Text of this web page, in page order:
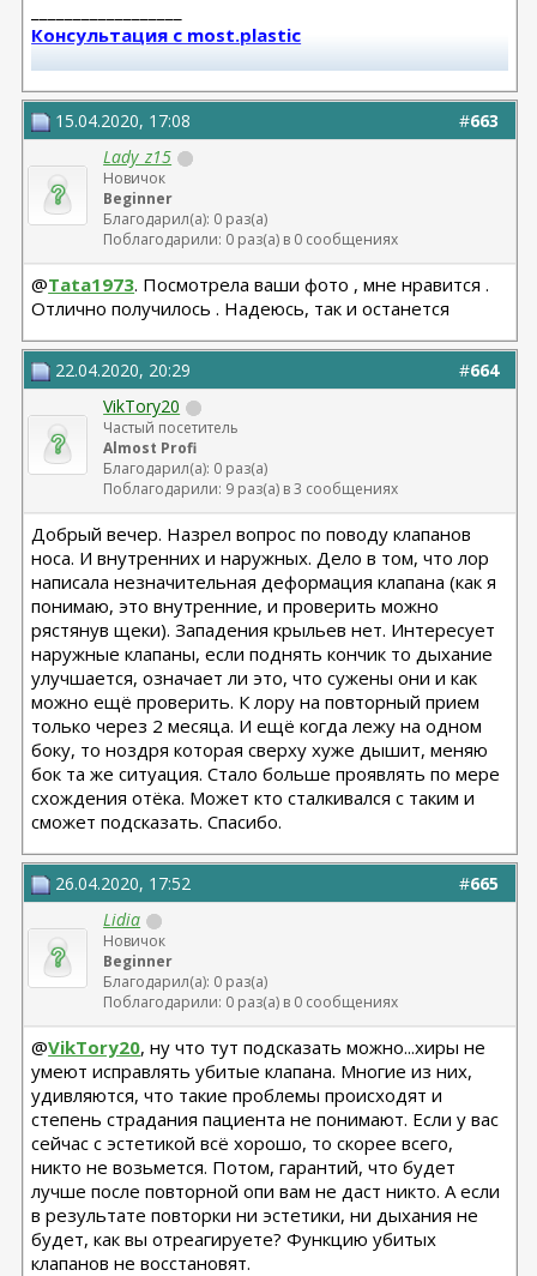
Консультация с most.plastic
11.24 смас+эндо лба Барсегян Овсеп
+ липофилинг кистей рук Джимиев Мулдар (в одну оп)
Замена Мотива Эрго 475сс деми 20.03.23 Арамян
Левон,
коррекция складки 04.24 + коррекция липофилингом
Липофилинг лица + нити 10.2022 - Андрющенко
Олеся - оказалась сожжена платизма и нити стояли
там где нельзя
Рино 2020 - Константинов Бадри,
Миниабдо + грыжа 2019 - Малкаров
#663
15.04.2020, 17:08
Lady_z15
Новичок
Beginner
Благодарил(а): 0 раз(а)
Поблагодарили: 0 раз(а) в 0 сообщениях
@Tata1973. Посмотрела ваши фото , мне нравится .
Отлично получилось . Надеюсь, так и останется
#664
22.04.2020, 20:29
VikTory20
Частый посетитель
Almost Profi
Благодарил(а): 0 раз(а)
Поблагодарили: 9 раз(а) в 3 сообщениях
Добрый вечер. Назрел вопрос по поводу клапанов
носа. И внутренних и наружных. Дело в том, что лор
написала незначительная деформация клапана (как я
понимаю, это внутренние, и проверить можно
рястянув щеки). Западения крыльев нет. Интересует
наружные клапаны, если поднять кончик то дыхание
улучшается, означает ли это, что сужены они и как
можно ещё проверить. К лору на повторный прием
только через 2 месяца. И ещё когда лежу на одном
боку, то ноздря которая сверху хуже дышит, меняю
бок та же ситуация. Стало больше проявлять по мере
схождения отёка. Может кто сталкивался с таким и
сможет подсказать. Спасибо.
#665
26.04.2020, 17:52
Lidia
Новичок
Beginner
Благодарил(а): 0 раз(а)
Поблагодарили: 0 раз(а) в 0 сообщениях
@VikTory20, ну что тут подсказать можно...хиры не
умеют исправлять убитые клапана. Многие из них,
удивляются, что такие проблемы происходят и
степень страдания пациента не понимают. Если у вас
сейчас с эстетикой всё хорошо, то скорее всего,
никто не возьмется. Потом, гарантий, что будет
лучше после повторной опи вам не даст никто. А если
в результате повторки ни эстетики, ни дыхания не
будет, как вы отреагируете? Функцию убитых
клапанов не восстановят.